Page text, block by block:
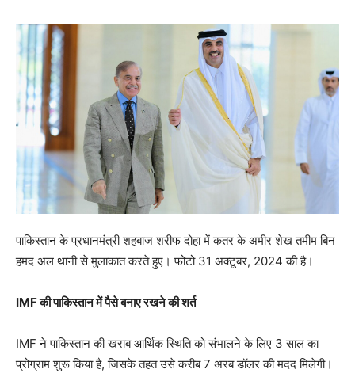
पाकिस्तान के प्रधानमंत्री शहबाज शरीफ दोहा में कतर के अमीर शेख तमीम बिन
हमद अल थानी से मुलाकात करते हुए। फोटो 31 अक्टूबर, 2024 की है।
IMF की पाकिस्तान में पैसे बनाए रखने की शर्त
IMF ने पाकिस्तान की खराब आर्थिक स्थिति को संभालने के लिए 3 साल का
प्रोग्राम शुरू किया है, जिसके तहत उसे करीब 7 अरब डॉलर की मदद मिलेगी।